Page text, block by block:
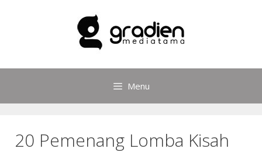
Menu
20 Pemenang Lomba Kisah